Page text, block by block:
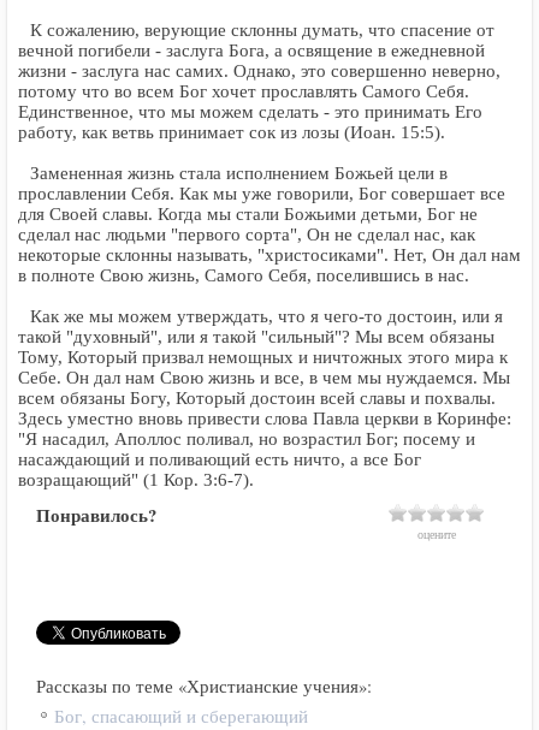
К сожалению, верующие склонны думать, что спасение от
вечной погибели - заслуга Бога, а освящение в ежедневной
жизни - заслуга нас самих. Однако, это совершенно неверно,
потому что во всем Бог хочет прославлять Самого Себя.
Единственное, что мы можем сделать - это принимать Его
работу, как ветвь принимает сок из лозы (Иоан. 15:5).
Замененная жизнь стала исполнением Божьей цели в
прославлении Себя. Как мы уже говорили, Бог совершает все
для Своей славы. Когда мы стали Божьими детьми, Бог не
сделал нас людьми "первого сорта", Он не сделал нас, как
некоторые склонны называть, "христосиками". Нет, Он дал нам
в полноте Свою жизнь, Самого Себя, поселившись в нас.
Как же мы можем утверждать, что я чего-то достоин, или я
такой "духовный", или я такой "сильный"? Мы всем обязаны
Тому, Который призвал немощных и ничтожных этого мира к
Себе. Он дал нам Свою жизнь и все, в чем мы нуждаемся. Мы
всем обязаны Богу, Который достоин всей славы и похвалы.
Здесь уместно вновь привести слова Павла церкви в Коринфе:
"Я насадил, Аполлос поливал, но возрастил Бог; посему и
насаждающий и поливающий есть ничто, а все Бог
возращающий" (1 Кор. 3:6-7).
Понравилось?
оцените
Рассказы по теме «Христианские учения»:
Бог, спасающий и сберегающий